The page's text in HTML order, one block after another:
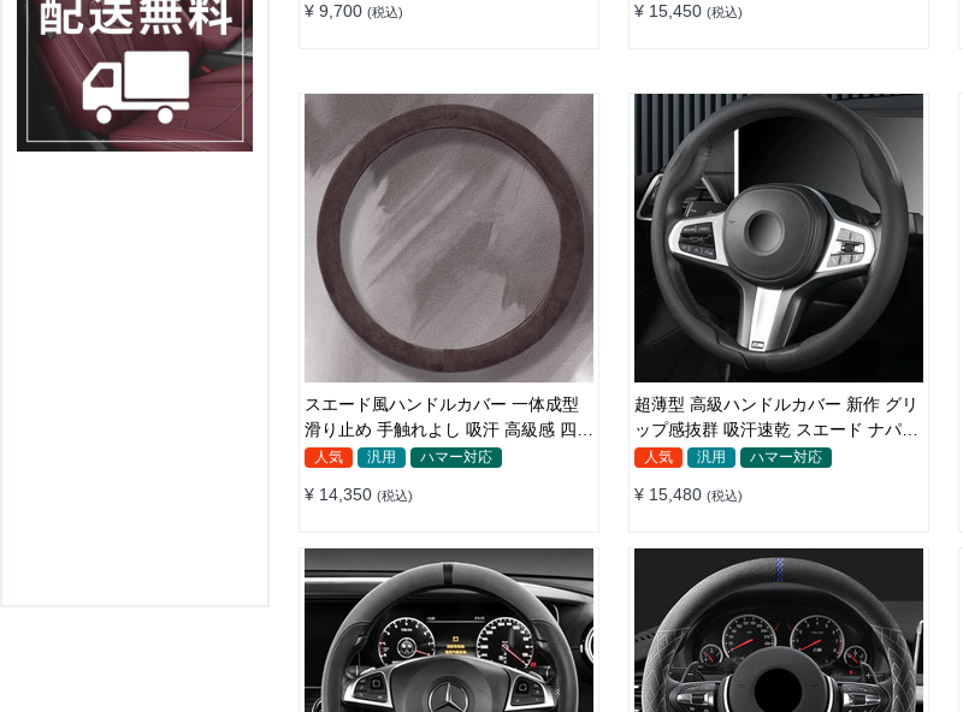
¥ 9,700 (税込) ¥ 15,450 (税込)
スエード風ハンドルカバー 一体成型
滑り止め 手触れよし 吸汗 高級感 四季
汎用 35~38CM
人気 汎用 ハマー対応
¥ 14,350 (税込)
超薄型 高級ハンドルカバー 新作 グリ
ップ感抜群 吸汗速乾 スエード ナパレ
ザー 通年使用 37~38CM
人気 汎用 ハマー対応
¥ 15,480 (税込)